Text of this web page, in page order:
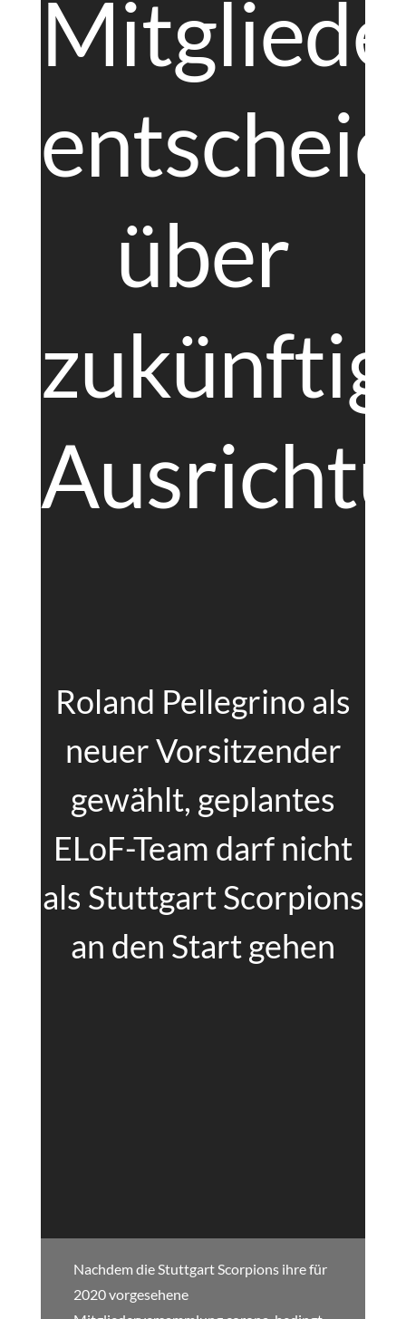
über
Roland Pellegrino als
neuer Vorsitzender
gewählt, geplantes
ELoF-Team darf nicht
als Stuttgart Scorpions
an den Start gehen
Nachdem die Stuttgart Scorpions ihre für
2020 vorgesehene